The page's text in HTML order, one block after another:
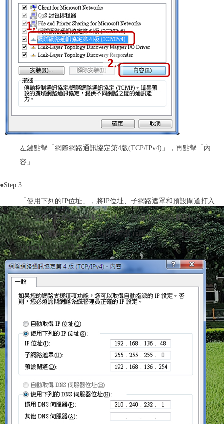
左鍵點擊「網際網路通訊協定第4版(TCP/IPv4)」，再點擊「內
容」
●Step 3.
「使用下列的IP位址」，將IP位址、子網路遮罩和預設閘道打入
→「使用下列的DNS伺服器位址」，將慣用DNS伺服器打入
請將IP分配表上面之IP、通訊閘道器 (gateway)、子網路遮罩
(netmask)、DNS依序填入